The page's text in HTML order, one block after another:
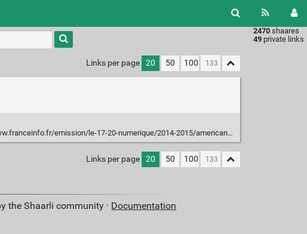
2470 shaares
49 private links
Links per page 20 50 100
emission/le-17-20-numerique/2014-2015/american-airlines-victime-d-un-crash-d-ipad-29-04-2015-12-45
Links per page 20 50 100
the Shaarli community · Documentation